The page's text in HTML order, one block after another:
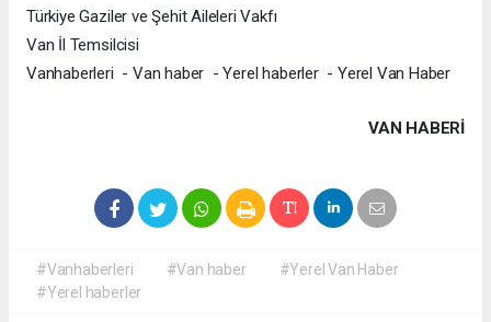
Türkiye Gaziler ve Şehit Aileleri Vakfı
Van İl Temsilcisi
Vanhaberleri - Van haber - Yerel haberler - Yerel Van Haber
VAN HABERİ
#Vanhaberleri #Van haber
#Yerel Van Haber
#Yerel haberler